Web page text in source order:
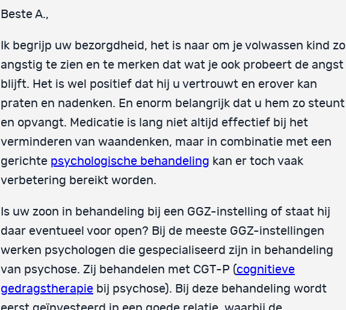
Beste A.,
Ik begrijp uw bezorgdheid, het is naar om je volwassen kind zo
angstig te zien en te merken dat wat je ook probeert de angst
blijft. Het is wel positief dat hij u vertrouwt en erover kan
praten en nadenken. En enorm belangrijk dat u hem zo steunt
en opvangt. Medicatie is lang niet altijd effectief bij het
verminderen van waandenken, maar in combinatie met een
gerichte psychologische behandeling kan er toch vaak
verbetering bereikt worden.
Is uw zoon in behandeling bij een GGZ-instelling of staat hij
daar eventueel voor open? Bij de meeste GGZ-instellingen
werken psychologen die gespecialiseerd zijn in behandeling
van psychose. Zij behandelen met CGT-P (cognitieve
gedragstherapie bij psychose). Bij deze behandeling wordt